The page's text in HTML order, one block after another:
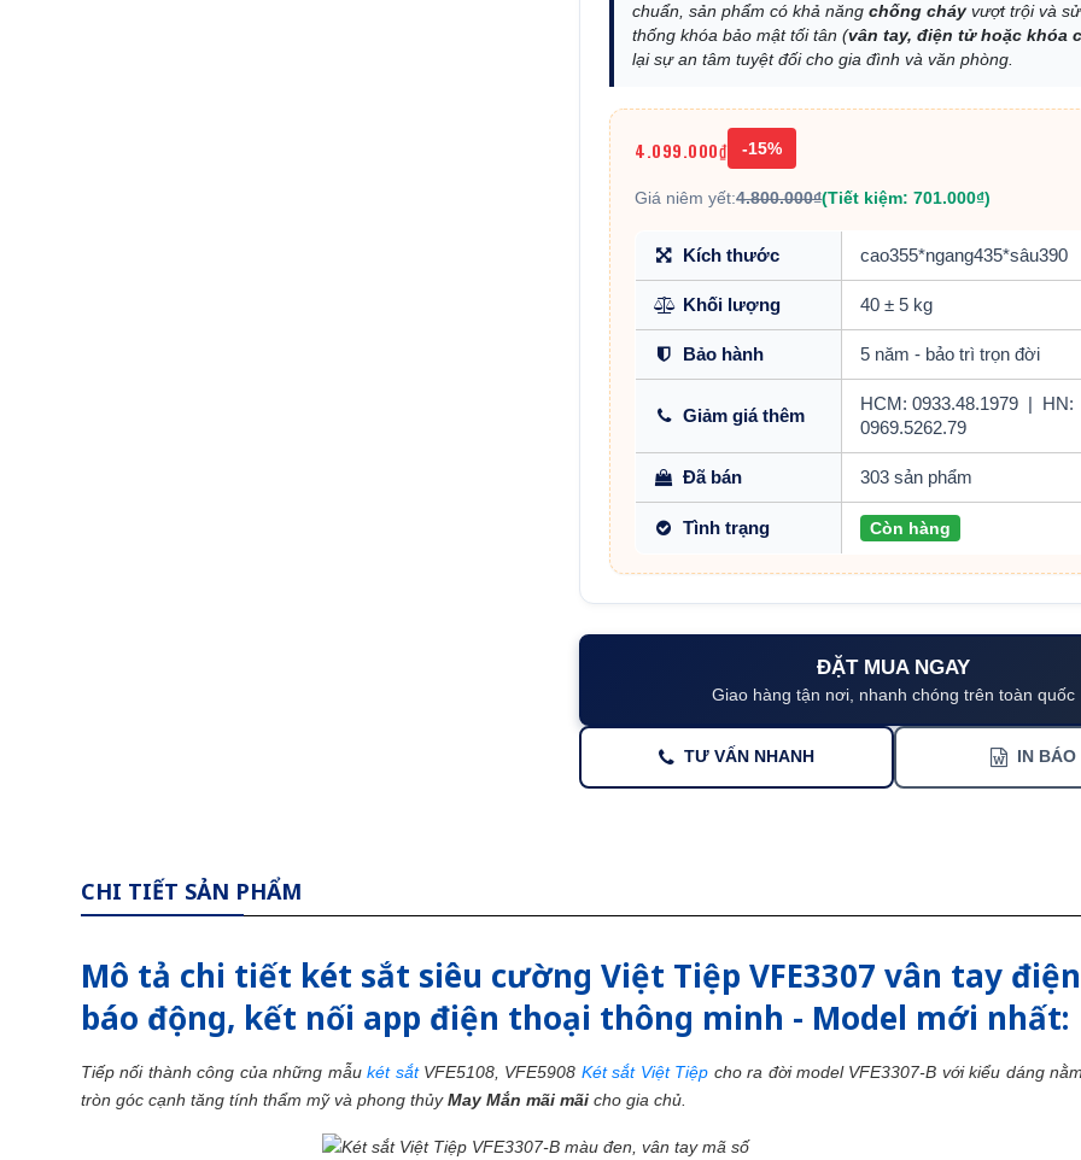
chuẩn, sản phẩm có khả năngchống cháy vượt trội và
thống khóa bảo mật tối tân (vân tay, điện tử hoặc khóa
lại sự an tâm tuyệt đối cho gia đình và văn phòng.
4.099.000₫ -15%
Giá niêm yết:4.800.000₫(Tiết kiệm: 701.000₫)
Kích thước cao355*ngang435*sâu390
Khối lượng 40 ± 5 kg
Bảo hành 5 năm - bảo trì trọn đời
Giảm giá thêm
HCM: 0933.48.1979
HN:
0969.5262.79
Đã bán 303 sản phẩm
Tình trạng Còn hàng
ĐẶT MUA NGAY
Giao hàng tận nơi, nhanh chóng trên toàn quốc
TƯ VẤN NHANH IN
CHI TIẾT SẢN PHẨM
Mô tả chi tiết két sắt siêu cường Việt Tiệp VFE3307 vân tay
báo động, kết nối app điện thoại thông minh - Model mới nhất:
Tiếp nối thành công của những mẫukét sắtVFE5108, VFE5908 Két sắt Việt Tiệp cho ra đời model VFE3307-B với kiểu dáng
tròn góc cạnh tăng tính thẩm mỹ và phong thủyMay Mắn mãi mãi cho gia chủ.